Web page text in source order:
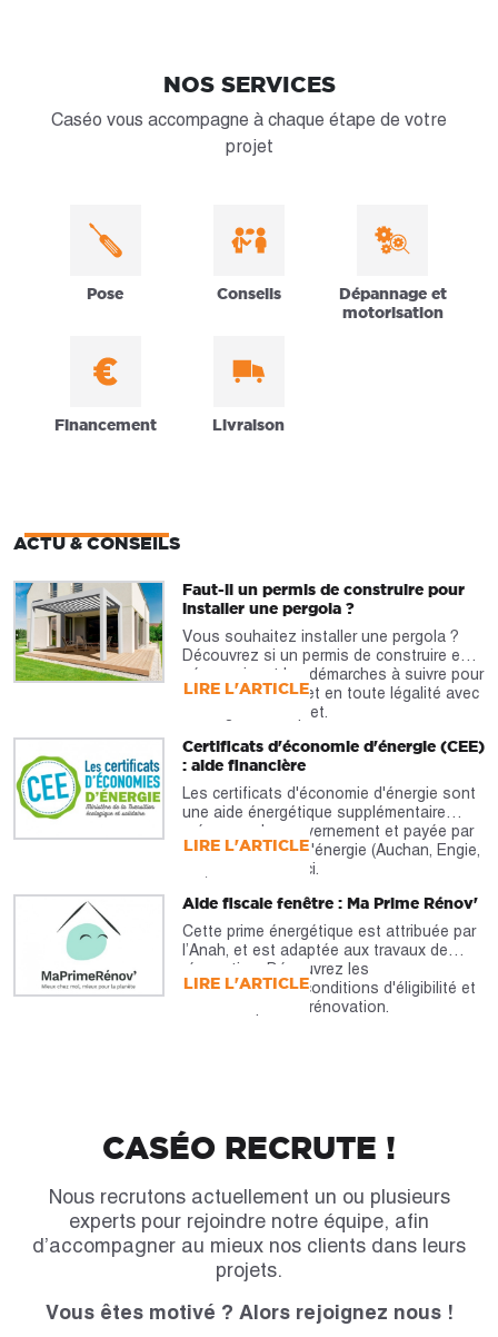
NOS SERVICES
Caséo vous accompagne à chaque étape de votre
projet
Pose Conseils
Dépannage et
motorisation
Financement Livraison
ACTU & CONSEILS
Faut-il un permis de construire pour
installer une pergola ?
Vous souhaitez installer une pergola ?
Découvrez si un permis de construire est
nécessaire et les démarches à suivre pour
réaliser votre projet en toute légalité avec
notre guide complet.
LIRE L'ARTICLE
Certificats d'économie d'énergie (CEE)
: aide financière
Les certificats d'économie d'énergie sont
une aide énergétique supplémentaire
prévue par le gouvernement et payée par
les fournisseurs d'énergie (Auchan, Engie,
etc). À découvrir ici.
LIRE L'ARTICLE
Aide fiscale fenêtre : Ma Prime Rénov'
Cette prime énergétique est attribuée par
l’Anah, et est adaptée aux travaux de
rénovation. Découvrez les
caractéristiques, conditions d'éligibilité et
montants pour la rénovation.
LIRE L'ARTICLE
CASÉO RECRUTE !
Nous recrutons actuellement un ou plusieurs
experts pour rejoindre notre équipe, afin
d’accompagner au mieux nos clients dans leurs
projets.
Vous êtes motivé ? Alors rejoignez nous !